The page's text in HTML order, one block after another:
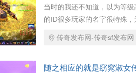
当时的我还不知道，以为等
的ID很多玩家的名字很特殊
传奇发布网-传奇sf发布网
随之相应的就是窈窕淑女